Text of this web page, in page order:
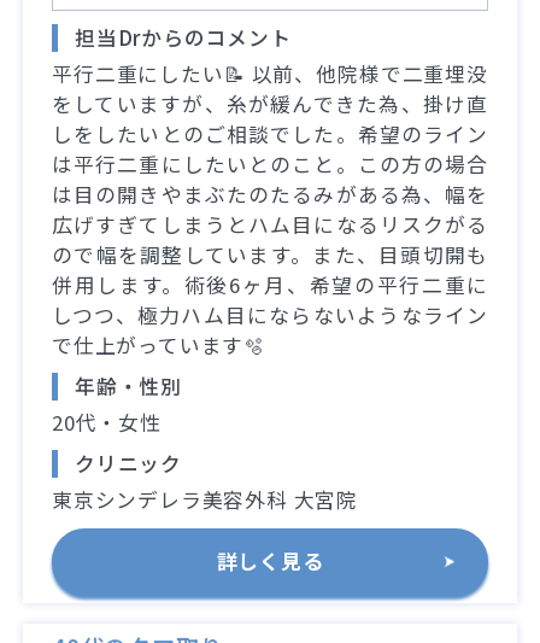
担当Drからのコメント
平行二重にしたい📝 以前、他院様で二重埋没
をしていますが、糸が緩んできた為、掛け直
しをしたいとのご相談でした。希望のライン
は平行二重にしたいとのこと。この方の場合
は目の開きやまぶたのたるみがある為、幅を
広げすぎてしまうとハム目になるリスクがる
ので幅を調整しています。また、目頭切開も
併用します。術後6ヶ月、希望の平行二重に
しつつ、極力ハム目にならないようなライン
で仕上がっています🫧
年齢・性別
20代・女性
クリニック
東京シンデレラ美容外科 大宮院
詳しく見る